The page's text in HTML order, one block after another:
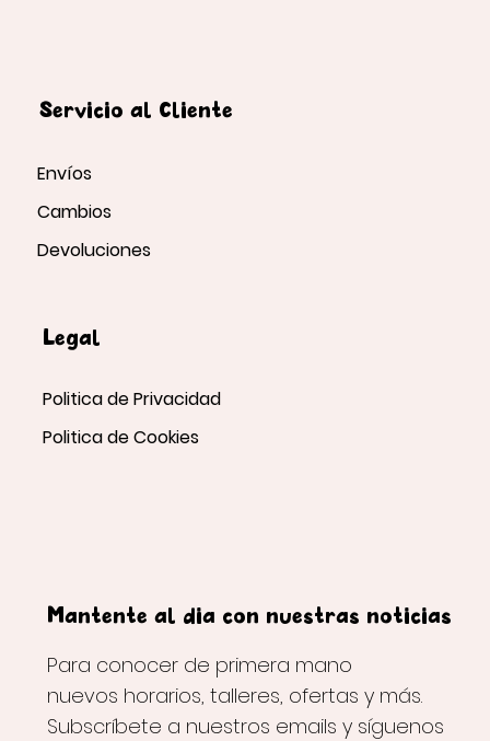
Servicio al Cliente
Envíos
Cambios
Devoluciones
Legal
Politica de Privacidad
Politica de Cookies
Mantente al día con nuestras noticias
Para conocer de primera mano
nuevos horarios, talleres, ofertas y más.
Subscríbete a nuestros emails y síguenos